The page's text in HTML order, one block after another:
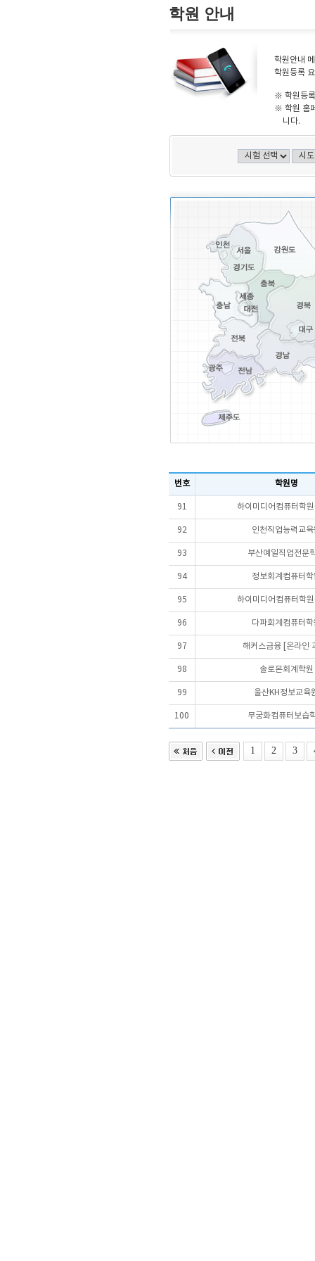
학원 안내
학원안내
학원등록
※ 학원등록
※ 학원 홈
니다.
번호 학원명
91 하이미디어컴퓨터학
92 인천직업능력교육
93 부산예일직업전문
94 정보회계컴퓨터학
95 하이미디어컴퓨터학
96 다파회계컴퓨터학
97 해커스금융 [온라인
98 솔로몬회계학원
99 울산KH정보교육
100 무궁화컴퓨터보습
1 2 3